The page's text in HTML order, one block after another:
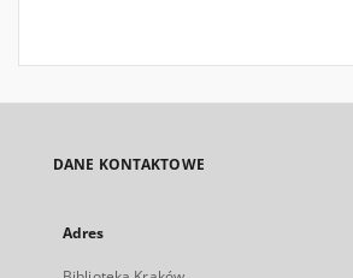
DANE KONTAKTOWE
Adres